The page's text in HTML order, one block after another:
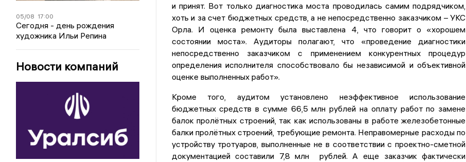
05/08 17:00
Сегодня - день рождения
художника Ильи Репина
Новости компаний
и принят. Вот только диагностика моста проводилась самим подрядчиком,
хоть и за счет бюджетных средств, а не непосредственно заказчиком – УКС
Орла. И оценка ремонту была выставлена 4, что говорит о «хорошем
состоянии моста». Аудиторы полагают, что «проведение диагностики
непосредственно заказчиком с применением конкурентных процедур
определения исполнителя способствовало бы независимой и объективной
оценке выполненных работ».
Кроме того, аудитом установлено неэффективное использование
бюджетных средств в сумме 66,5 млн рублей на оплату работ по замене
балок пролётных строений, так как использованы в работе железобетонные
балки пролётных строений, требующие ремонта. Неправомерные расходы по
устройству тротуаров, выполненные не в соответствии с проектно-сметной
документацией составили 7,8 млн рублей. А еще заказчик фактически